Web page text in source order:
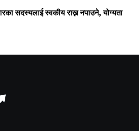
सदस्यलाई स्वकीय राख्न नपाउने, योग्यता